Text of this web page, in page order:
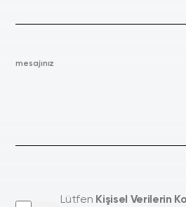
mesajınız
Lütfen Kişisel Verilerin